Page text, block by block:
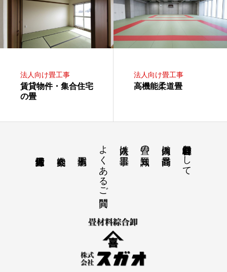
法人向け畳工事
賃貸物件・集合住宅
の畳
法人向け畳工事
高機能柔道畳
畳材料総合卸会社として
個人向け畳商品
畳の豆知識
法人向け畳工事
よくあるご質問